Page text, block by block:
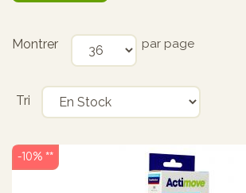
Montrer par page
Tri
-10% **